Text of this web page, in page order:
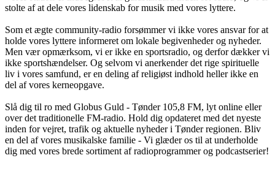
stolte af at dele vores lidenskab for musik med vores lyttere.
Som et ægte community-radio forsømmer vi ikke vores ansvar for at
holde vores lyttere informeret om lokale begivenheder og nyheder.
Men vær opmærksom, vi er ikke en sportsradio, og derfor dækker vi
ikke sportshændelser. Og selvom vi anerkender det rige spirituelle
liv i vores samfund, er en deling af religiøst indhold heller ikke en
del af vores kerneopgave.
Slå dig til ro med Globus Guld - Tønder 105,8 FM, lyt online eller
over det traditionelle FM-radio. Hold dig opdateret med det nyeste
inden for vejret, trafik og aktuelle nyheder i Tønder regionen. Bliv
en del af vores musikalske familie - Vi glæder os til at underholde
dig med vores brede sortiment af radioprogrammer og podcastserier!